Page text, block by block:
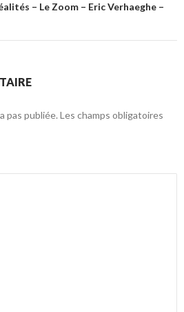
– Le Zoom – Eric Verhaeghe –
pas publiée. Les champs obligatoires